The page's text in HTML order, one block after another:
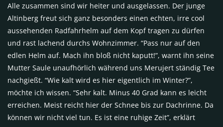
Alle zusammen sind wir heiter und ausgelassen. Der junge
Altinberg freut sich ganz besonders einen echten, irre cool
aussehenden Radfahrhelm auf dem Kopf tragen zu dürfen
und rast lachend durchs Wohnzimmer. “Pass nur auf den
edlen Helm auf. Mach ihn bloß nicht kaputt!”, warnt ihn seine
Mutter Saule unaufhörlich während uns Merujert ständig Tee
nachgießt. “Wie kalt wird es hier eigentlich im Winter?”,
möchte ich wissen. “Sehr kalt. Minus 40 Grad kann es leicht
erreichen. Meist reicht hier der Schnee bis zur Dachrinne. Da
können wir nicht viel tun. Es ist eine ruhige Zeit”, erklärt